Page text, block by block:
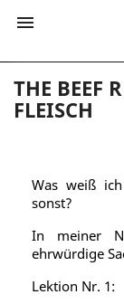

THE BEEF
FLEISCH
Was weiß
sonst?
In meiner
ehrwürdige
Lektion Nr. 1: